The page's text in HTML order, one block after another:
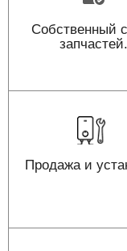
Собственный
запчастей.
Продажа и